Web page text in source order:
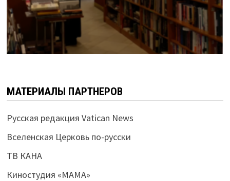
МАТЕРИАЛЫ ПАРТНЕРОВ
Русская редакция Vatican News
Вселенская Церковь по-русски
ТВ КАНА
Киностудия «МАМА»